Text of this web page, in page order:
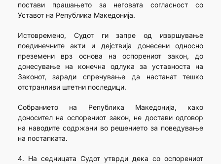
постави прашањето за неговата согласност со
Уставот на Република Македонија.
Истовремено, Судот ги запре од извршување
поединечните акти и дејствија донесени односно
преземени врз основа на оспорениот закон, до
донесување на конечна одлука за уставноста на
Законот, заради спречување да настанат тешко
отстранливи штетни последици.
Собранието на Република Македонија, како
доносител на оспорениот закон, не достави одговор
на наводите содржани во решението за поведување
на постапката.
4. На седницата Судот утврди дека со оспорениот